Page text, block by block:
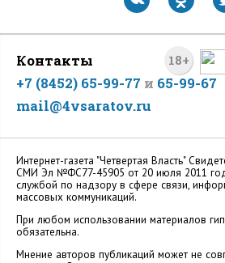
18+
Контакты
+7 (8452) 65-99-77 и 65-99-67
mail@4vsaratov.ru
Интернет-газета "Четвертая Власть"
СМИ Эл №ФС77-45905 от 20 июля 2011
службой по надзору в сфере связи,
массовых коммуникаций.
При любом использовании материалов
обязательна.
Мнение авторов публикаций может не